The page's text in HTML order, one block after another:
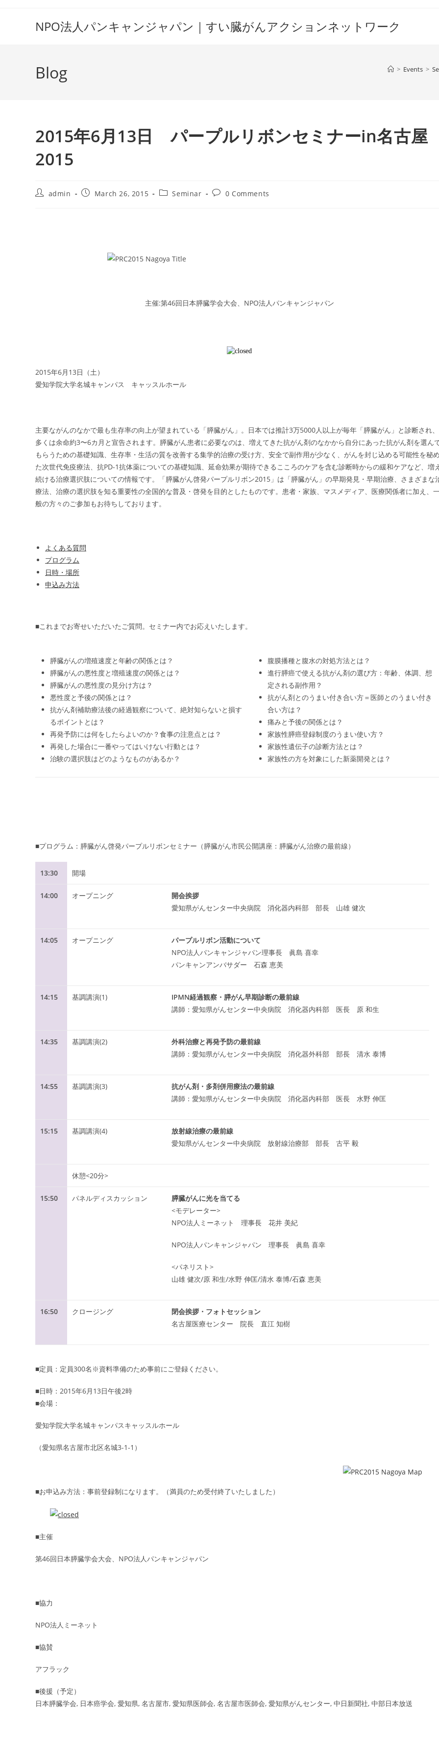
NPO法人パンキャンジャパン｜すい臓がんアクションネットワーク
Blog > Events >
2015年6月13日 パープルリボンセミナーin名古屋
2015
Postadmin
PostMarch 26, 2015
PostSeminar
Post0 Comments
主催:第46回日本膵臓学会大会、NPO法人パンキャンジャパン
2015年6月13日（土）
愛知学院大学名城キャンパス キャッスルホール
主要ながんのなかで最も生存率の向上が望まれている「膵臓がん」。日本では推計3万5000人以上が毎年「膵臓がん」と診断され、
多くは余命約3〜6カ月と宣告されます。膵臓がん患者に必要なのは、増えてきた抗がん剤のなかから自分にあった抗がん剤を選ん
もらうための基礎知識、生存率・生活の質を改善する集学的治療の受け方、安全で副作用が少なく、がんを封じ込める可能性を秘め
た次世代免疫療法、抗PD-1抗体薬についての基礎知識、延命効果が期待できるこころのケアを含む診断時からの緩和ケアなど、増え
続ける治療選択肢についての情報です。「膵臓がん啓発パープルリボン2015」は「膵臓がん」の早期発見・早期治療、さまざまな
療法、治療の選択肢を知る重要性の全国的な普及・啓発を目的としたものです。患者・家族、マスメディア、医療関係者に加え、
般の方々のご参加もお待ちしております。
よくある質問
プログラム
日時・場所
申込み方法
■これまでお寄せいただいたご質問。セミナー内でお応えいたします。
膵臓がんの増殖速度と年齢の関係とは？
膵臓がんの悪性度と増殖速度の関係とは？
膵臓がんの悪性度の見分け方は？
悪性度と予後の関係とは？
抗がん剤補助療法後の経過観察について、絶対知らないと損す
るポイントとは？
再発予防には何をしたらよいのか？食事の注意点とは？
再発した場合に一番やってはいけない行動とは？
治験の選択肢はどのようなものがあるか？
腹膜播種と腹水の対処方法とは？
進行膵癌で使える抗がん剤の選び方：年齢、体調、想
定される副作用？
抗がん剤とのうまい付き合い方＝医師とのうまい付き
合い方は？
痛みと予後の関係とは？
家族性膵癌登録制度のうまい使い方？
家族性遺伝子の診断方法とは？
家族性の方を対象にした新薬開発とは？
■プログラム：膵臓がん啓発パープルリボンセミナー（膵臓がん市民公開講座：膵臓がん治療の最前線）
13:30 開場
14:00 オープニング
開会挨拶
愛知県がんセンター中央病院 消化器内科部 部長 山雄 健次
14:05 オープニング
パープルリボン活動について
NPO法人パンキャンジャパン理事長 眞島 喜幸
パンキャンアンバサダー 石森 恵美
14:15 基調講演(1)
IPMN経過観察・膵がん早期診断の最前線
講師：愛知県がんセンター中央病院 消化器内科部 医長 原 和生
14:35 基調講演(2)
外科治療と再発予防の最前線
講師：愛知県がんセンター中央病院 消化器外科部 部長 清水 泰博
14:55 基調講演(3)
抗がん剤・多剤併用療法の最前線
講師：愛知県がんセンター中央病院 消化器内科部 医長 水野 伸匡
15:15 基調講演(4)
放射線治療の最前線
愛知県がんセンター中央病院 放射線治療部 部長 古平 毅
休憩<20分>
15:50 パネルディスカッション
膵臓がんに光を当てる
<モデレーター>
NPO法人ミーネット 理事長 花井 美紀
NPO法人パンキャンジャパン 理事長 眞島 喜幸
<パネリスト>
山雄 健次/原 和生/水野 伸匡/清水 泰博/石森 恵美
16:50 クロージング
閉会挨拶・フォトセッション
名古屋医療センター 院長 直江 知樹
■定員：定員300名※資料準備のため事前にご登録ください。
■日時：2015年6月13日午後2時
■会場：
愛知学院大学名城キャンパスキャッスルホール
（愛知県名古屋市北区名城3-1-1）
■お申込み方法：事前登録制になります。（満員のため受付終了いたしました）
■主催
第46回日本膵臓学会大会、NPO法人パンキャンジャパン
■協力
NPO法人ミーネット
■協賛
アフラック
■後援（予定）
日本膵臓学会, 日本癌学会, 愛知県, 名古屋市, 愛知県医師会, 名古屋市医師会, 愛知県がんセンター, 中日新聞社, 中部日本放送